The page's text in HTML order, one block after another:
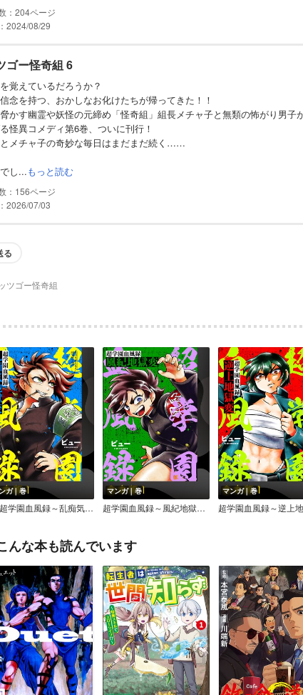
204
2024/08/29
ゴー怪奇組 6
覚えているだろうか？
念を持つ、おかしなお化けたちが帰ってきた！！
かす幽霊や妖怪の元締め「怪奇組」組長メチャ子と無類の怖がり男子
怪異コメディ第6巻、ついに刊行！
メチャ子の奇妙な毎日はまだまだ続く……
し...もっと読む
156
2026/07/03
る
ツゴー怪奇組
ガ｜巻
超学園血風録～乱痴気地獄変～【合本版】
マンガ｜巻
超学園血風録～風紀地獄変～【合本版】
マンガ｜巻
んな本も読んでいます